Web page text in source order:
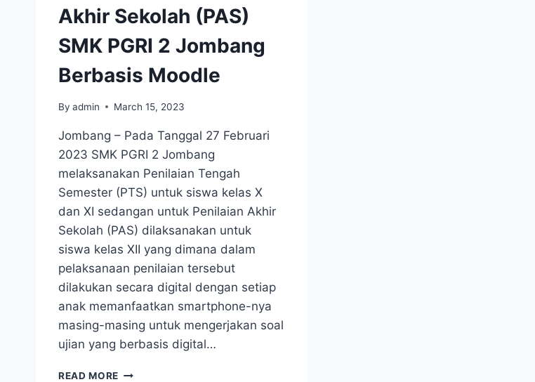
Akhir Sekolah (PAS)
SMK PGRI 2 Jombang
Berbasis Moodle
By admin March 15, 2023
Jombang – Pada Tanggal 27 Februari
2023 SMK PGRI 2 Jombang
melaksanakan Penilaian Tengah
Semester (PTS) untuk siswa kelas X
dan XI sedangan untuk Penilaian Akhir
Sekolah (PAS) dilaksanakan untuk
siswa kelas XII yang dimana dalam
pelaksanaan penilaian tersebut
dilakukan secara digital dengan setiap
anak memanfaatkan smartphone-nya
masing-masing untuk mengerjakan soal
ujian yang berbasis digital…
READ MORE